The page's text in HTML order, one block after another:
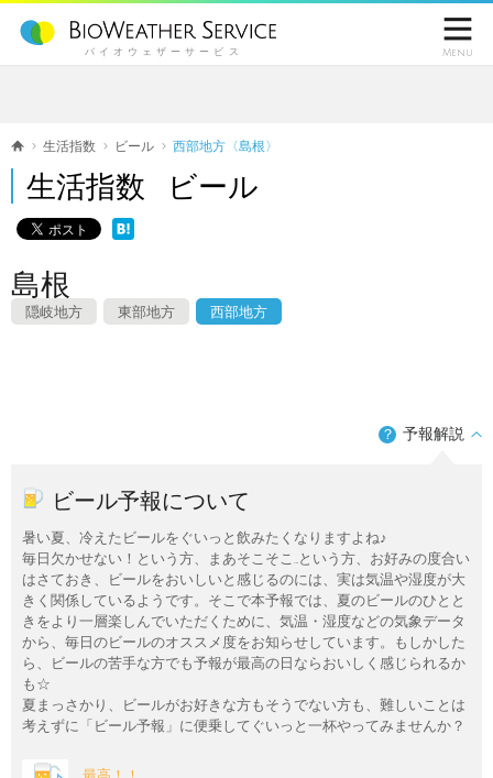
バイオウェザーサービス

Menu
生活指数 ビール 西部地方〈島根〉
生活指数 ビール
島根
隠岐地方 東部地方 西部地方
？ 予報解説
ビール予報について
暑い夏、冷えたビールをぐいっと飲みたくなりますよね♪
毎日欠かせない！という方、まあそこそこ…という方、お好みの度合い
はさておき、ビールをおいしいと感じるのには、実は気温や湿度が大
きく関係しているようです。そこで本予報では、夏のビールのひとと
きをより一層楽しんでいただくために、気温・湿度などの気象データ
から、毎日のビールのオススメ度をお知らせしています。もしかした
ら、ビールの苦手な方でも予報が最高の日ならおいしく感じられるか
も☆
夏まっさかり、ビールがお好きな方もそうでない方も、難しいことは
考えずに「ビール予報」に便乗してぐいっと一杯やってみませんか？